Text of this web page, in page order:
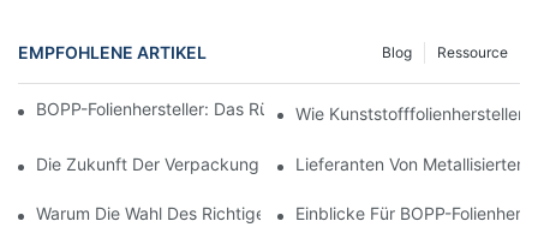
EMPFOHLENE ARTIKEL Ressource
Blog
BOPP-Folienhersteller: Das Rückgrat Flexibler Verpackungen
Wie Kunststofffolienhersteller
Die Zukunft Der Verpackung: Einblicke Führender
Lieferanten Von
Warum Die Wahl Des Richtigen BOPP-Folienlieferanten Für Ihr
Einblicke Für BOPP-